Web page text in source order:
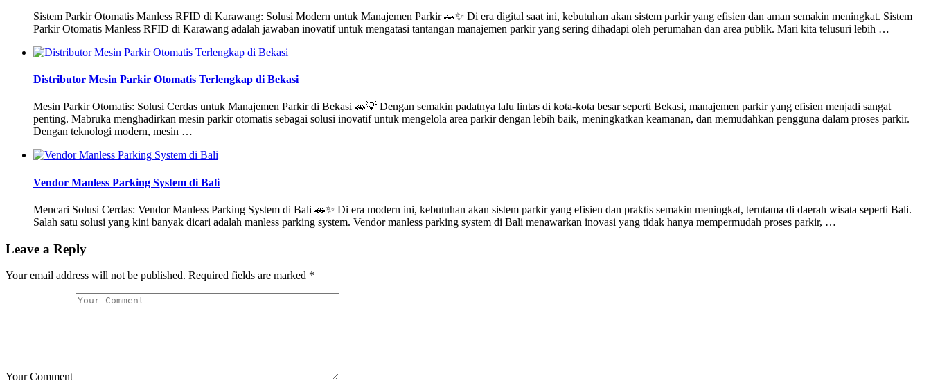
Sistem Parkir Otomatis Manless RFID di Karawang: Solusi Modern untuk Manajemen Parkir 🚗✨ Di era digital saat ini, kebutuhan akan sistem parkir yang efisien dan aman semakin meningkat. Sistem
Parkir Otomatis Manless RFID di Karawang adalah jawaban inovatif untuk mengatasi tantangan manajemen parkir yang sering dihadapi oleh perumahan dan area publik. Mari kita telusuri lebih …
Distributor Mesin Parkir Otomatis Terlengkap di Bekasi
Mesin Parkir Otomatis: Solusi Cerdas untuk Manajemen Parkir di Bekasi 🚗💡 Dengan semakin padatnya lalu lintas di kota-kota besar seperti Bekasi, manajemen parkir yang efisien menjadi sangat
penting. Mabruka menghadirkan mesin parkir otomatis sebagai solusi inovatif untuk mengelola area parkir dengan lebih baik, meningkatkan keamanan, dan memudahkan pengguna dalam proses parkir.
Dengan teknologi modern, mesin …
Vendor Manless Parking System di Bali
Mencari Solusi Cerdas: Vendor Manless Parking System di Bali 🚗✨ Di era modern ini, kebutuhan akan sistem parkir yang efisien dan praktis semakin meningkat, terutama di daerah wisata seperti Bali.
Salah satu solusi yang kini banyak dicari adalah manless parking system. Vendor manless parking system di Bali menawarkan inovasi yang tidak hanya mempermudah proses parkir, …
Leave a Reply
Your email address will not be published. Required fields are marked *
Your Comment